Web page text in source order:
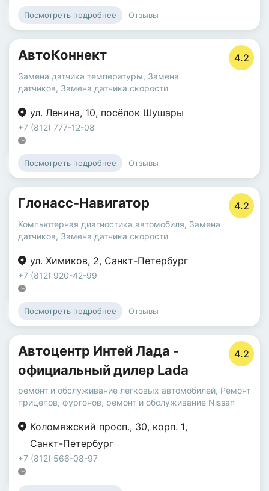
Посмотреть подробнее Отзывы
АвтоКоннект 4.2
Замена датчика температуры, Замена
датчиков, Замена датчика скорости
ул. Ленина, 10, посёлок Шушары
+7 (812) 777-12-08
Посмотреть подробнее Отзывы
Глонасс-Навигатор 4.2
Компьютерная диагностика автомобиля, Замена
датчиков, Замена датчика скорости
ул. Химиков, 2, Санкт-Петербург
+7 (812) 920-42-99
Посмотреть подробнее Отзывы
Автоцентр Интей Лада -
официальный дилер Lada
4.2
ремонт и обслуживание легковых автомобилей, Ремонт
прицепов, фургонов, ремонт и обслуживание Nissan
Коломяжский просп., 30, корп. 1,
Санкт-Петербург
+7 (812) 566-08-97